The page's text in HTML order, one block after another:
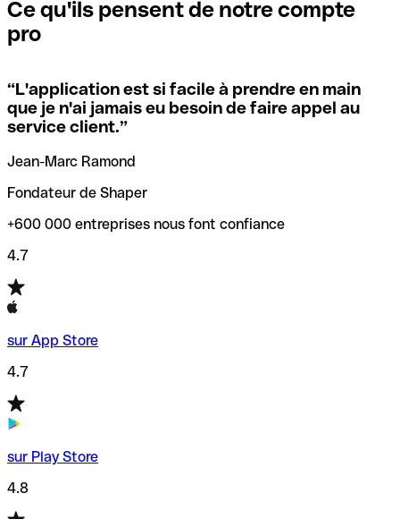
signifie que vous avez le code de l'une des succursales
locales.
Si vous n'êtes pas sûr du code SWIFT que vous devriez
utiliser, nous avons développé un outil de recherche de
codes SWIFT par nom de banque.
vérification/recherche de codes SWIFT. Ainsi, vous pouvez
trouver et vérifier vos codes SWIFT avant de réaliser vos
transferts d’argent.
Ce qu'ils pensent de notre compte
pro
“L'application est si facile à prendre en main
que je n'ai jamais eu besoin de faire appel au
service client.”
Jean-Marc Ramond
Fondateur de Shaper
+600 000 entreprises nous font confiance
4.7
sur App Store
4.7
sur Play Store
4.8